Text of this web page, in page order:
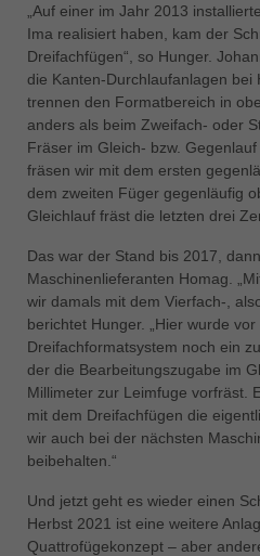
„Auf einer im Jahr 2013
Ima realisiert haben, kam der
Dreifachfügen“, so Hunger.
die Kanten-Durchlaufanlagen bei
trennen den Formatbereich in
anders als beim Zweifach- oder
Fräser im Gleich- bzw.
fräsen wir mit dem ersten
dem zweiten Füger gegenläufig
Gleichlauf fräst die letzten drei
Das war der Stand bis 2017,
Maschinenlieferanten Homag.
wir damals mit dem Vierfach-,
berichtet Hunger. „Hier wurde
Dreifachformatsystem noch ein
der die Bearbeitungszugabe im
Millimeter zur Leimfuge vorfräst.
mit dem Dreifachfügen die
wir auch bei der nächsten
beibehalten.“
Und jetzt geht es wieder einen
Herbst 2021 ist eine weitere
Quattrofügekonzept – aber